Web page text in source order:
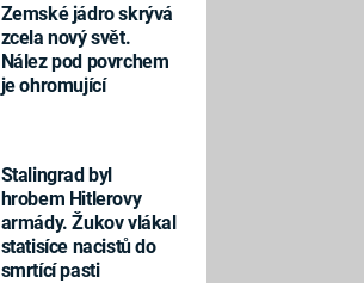
Zemské jádro skrývá
zcela nový svět.
Nález pod povrchem
je ohromující
Stalingrad byl
hrobem Hitlerovy
armády. Žukov vlákal
statisíce nacistů do
smrtící pasti